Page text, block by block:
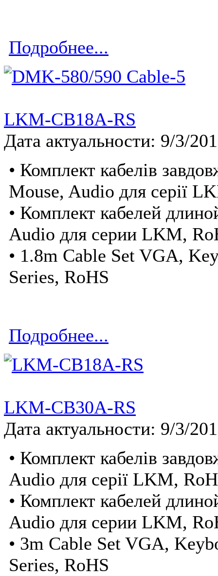
Подробнее...
LKM-CB18A-RS
Дата актуальности: 9/3/
• Комплект кабелів
Mouse, Audio для серії
• Комплект кабелей
Audio для серии LKM,
• 1.8m Cable Set VGA,
Series, RoHS
Подробнее...
LKM-CB30A-RS
Дата актуальности: 9/3/
• Комплект кабелів
Audio для серії LKM,
• Комплект кабелей
Audio для серии LKM,
• 3m Cable Set VGA,
Series, RoHS